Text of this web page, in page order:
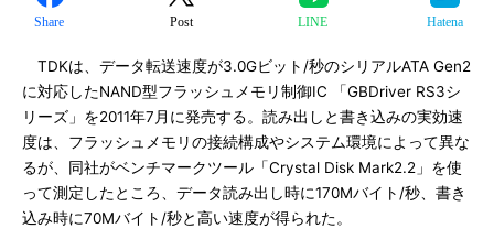
Share Post LINE Hatena
TDKは、データ転送速度が3.0Gビット/秒のシリアルATA Gen2
に対応したNAND型フラッシュメモリ制御IC 「GBDriver RS3シ
リーズ」を2011年7月に発売する。読み出しと書き込みの実効速
度は、フラッシュメモリの接続構成やシステム環境によって異な
るが、同社がベンチマークツール「Crystal Disk Mark2.2」を使
って測定したところ、データ読み出し時に170Mバイト/秒、書き
込み時に70Mバイト/秒と高い速度が得られた。